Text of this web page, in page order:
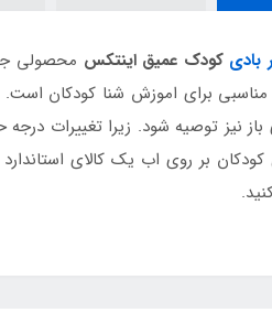
بادی کودک عمیق اینتکس محصولی
برای اموزش شنا کودکان
نیز توصیه شود. زیرا تغییرات
کودکان بر روی اب یک کالای